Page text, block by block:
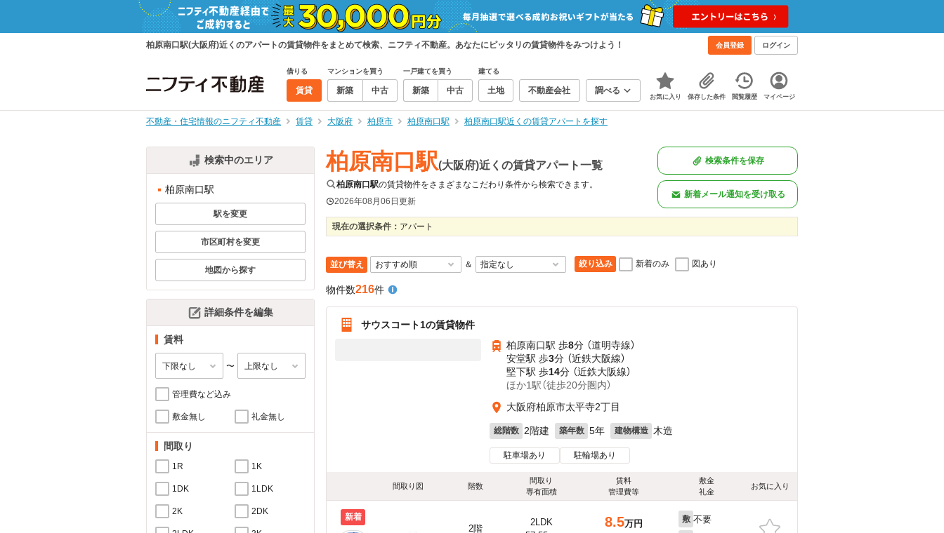
柏原南口駅(大阪府)近くのアパートの賃貸物件をまとめて検索、ニフティ不動産。あなたにピッタリの賃貸物件をみつけよう！ 会員登録 ログイン
借りる
賃貸
マンションを買う
新築 中古
一戸建てを買う
新築 中古
建てる
土地 不動産会社 調べる
お気に入り 保存した条件 閲覧履歴 マイページ
不動産・住宅情報のニフティ不動産 賃貸 大阪府 柏原市 柏原南口駅 柏原南口駅近くの賃貸アパートを探す
検索中のエリア
柏原南口駅
駅を変更
市区町村を変更
地図から探す
詳細条件を編集
賃料
〜
管理費など込み
敷金無し 礼金無し
間取り
1R 1K
1DK 1LDK
2K 2DK
柏原南口駅(大阪府)近くの賃貸アパート一覧
柏原南口駅の賃貸物件をさまざまなこだわり条件から検索できます。
2026年08月06日更新
検索条件を保存
新着メール通知を受け取る
現在の選択条件： アパート
並び替え ＆ 絞り込み 新着のみ 図あり
物件数216件
サウスコート1の賃貸物件
柏原南口駅 歩8分 （道明寺線）
安堂駅 歩3分 （近鉄大阪線）
堅下駅 歩14分 （近鉄大阪線）
ほか1駅（徒歩20分圏内）
大阪府柏原市太平寺2丁目
総階数 2階建 築年数 5年 建物構造 木造
駐車場あり 駐輪場あり
間取り図 階数
間取り
専有面積
賃料
管理費等
敷金
礼金
お気に入り
新着
2階
2LDK
8.5万円
敷 不要